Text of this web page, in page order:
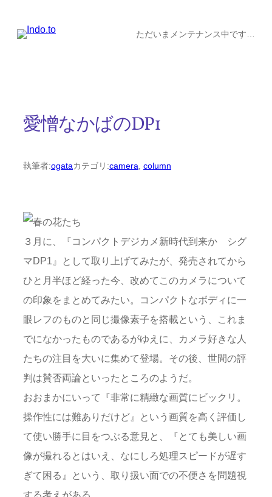
ただいまメンテナンス中です…
愛憎なかばのDP1
執筆者:ogataカテゴリ:camera, column
３月に、『コンパクトデジカメ新時代到来か シグ
マDP1』として取り上げてみたが、発売されてから
ひと月半ほど経った今、改めてこのカメラについて
の印象をまとめてみたい。コンパクトなボディに一
眼レフのものと同じ撮像素子を搭載という、これま
でになかったものであるがゆえに、カメラ好きな人
たちの注目を大いに集めて登場。その後、世間の評
判は賛否両論といったところのようだ。
おおまかにいって『非常に精緻な画質にビックリ。
操作性には難ありだけど』という画質を高く評価し
て使い勝手に目をつぶる意見と、『とても美しい画
像が撮れるとはいえ、なにしろ処理スピードが遅す
ぎて困る』という、取り扱い面での不便さを問題視
する考えがある。